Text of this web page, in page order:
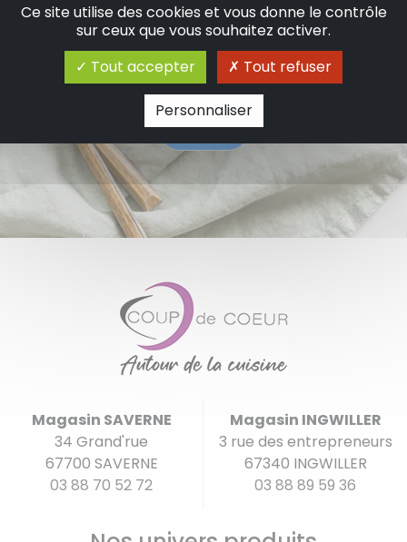
Magasin SAVERNE
34 Grand'rue
67700 SAVERNE
03 88 70 52 72
Magasin INGWILLER
3 rue des entrepreneurs
67340 INGWILLER
03 88 89 59 36
Ce site utilise des cookies et vous donne le contrôle
sur ceux que vous souhaitez activer.
Tout accepter
Tout refuser
Personnaliser